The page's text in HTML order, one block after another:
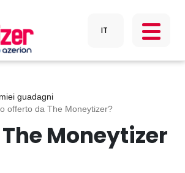
guadagni
offerto da The Moneytizer?
The Moneytizer